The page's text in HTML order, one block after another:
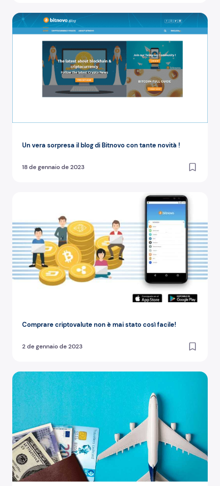
Un vera sorpresa il blog di Bitnovo con tante novità !
18 de gennaio de 2023
Un vera sorpresa il blog di Bitnovo con tante novità !
Comprare criptovalute non è mai stato così facile!
2 de gennaio de 2023
Comprare criptovalute non è mai stato così facile!
Come cambiare soldi stranieri per viaggiare all'estero